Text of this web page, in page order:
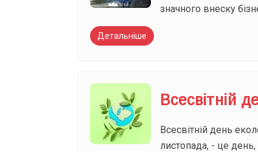
значного внеску
Детальніше
Всесвітній
Всесвітній день
листопада, - це